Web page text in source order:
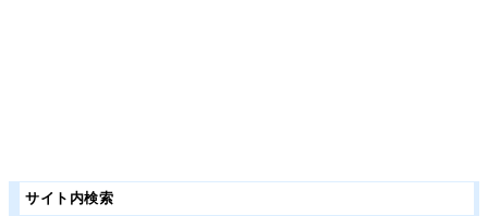
サイト内検索